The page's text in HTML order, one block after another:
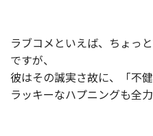
ラブコメといえば、ちょっ
ですが、
彼はその誠実さ故に、「不
ラッキーなハプニングも全力